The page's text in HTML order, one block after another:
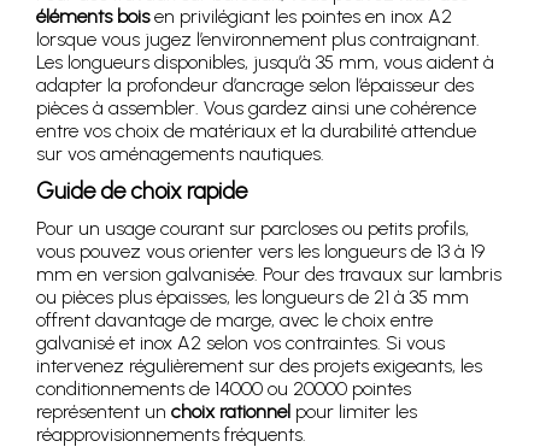
éléments boisen privilégiant les pointes en inox A2
lorsque vous jugez l’environnement plus contraignant.
Les longueurs disponibles, jusqu’à 35 mm, vous aident à
adapter la profondeur d’ancrage selon l’épaisseur des
pièces à assembler. Vous gardez ainsi une cohérence
entre vos choix de matériaux et la durabilité attendue
sur vos aménagements nautiques.
Guide de choix rapide
Pour un usage courant sur parcloses ou petits profils,
vous pouvez vous orienter vers les longueurs de 13 à 19
mm en version galvanisée. Pour des travaux sur lambris
ou pièces plus épaisses, les longueurs de 21 à 35 mm
offrent davantage de marge, avec le choix entre
galvanisé et inox A2 selon vos contraintes. Si vous
intervenez régulièrement sur des projets exigeants, les
conditionnements de 14000 ou 20000 pointes
représentent un choix rationnel pour limiter les
réapprovisionnements fréquents.